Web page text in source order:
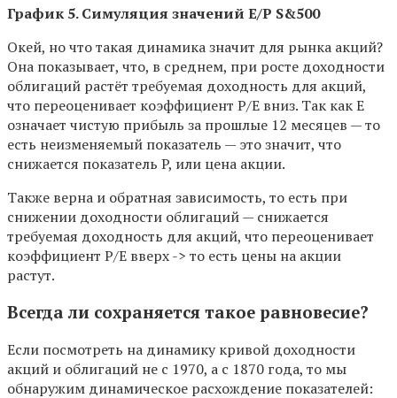
График 5. Симуляция значений E/P S&500
Окей, но что такая динамика значит для рынка акций?
Она показывает, что, в среднем, при росте доходности
облигаций растёт требуемая доходность для акций,
что переоценивает коэффициент P/E вниз. Так как E
означает чистую прибыль за прошлые 12 месяцев — то
есть неизменяемый показатель — это значит, что
снижается показатель P, или цена акции.
Также верна и обратная зависимость, то есть при
снижении доходности облигаций — снижается
требуемая доходность для акций, что переоценивает
коэффициент P/E вверх -> то есть цены на акции
растут.
Всегда ли сохраняется такое равновесие?
Если посмотреть на динамику кривой доходности
акций и облигаций не с 1970, а с 1870 года, то мы
обнаружим динамическое расхождение показателей: